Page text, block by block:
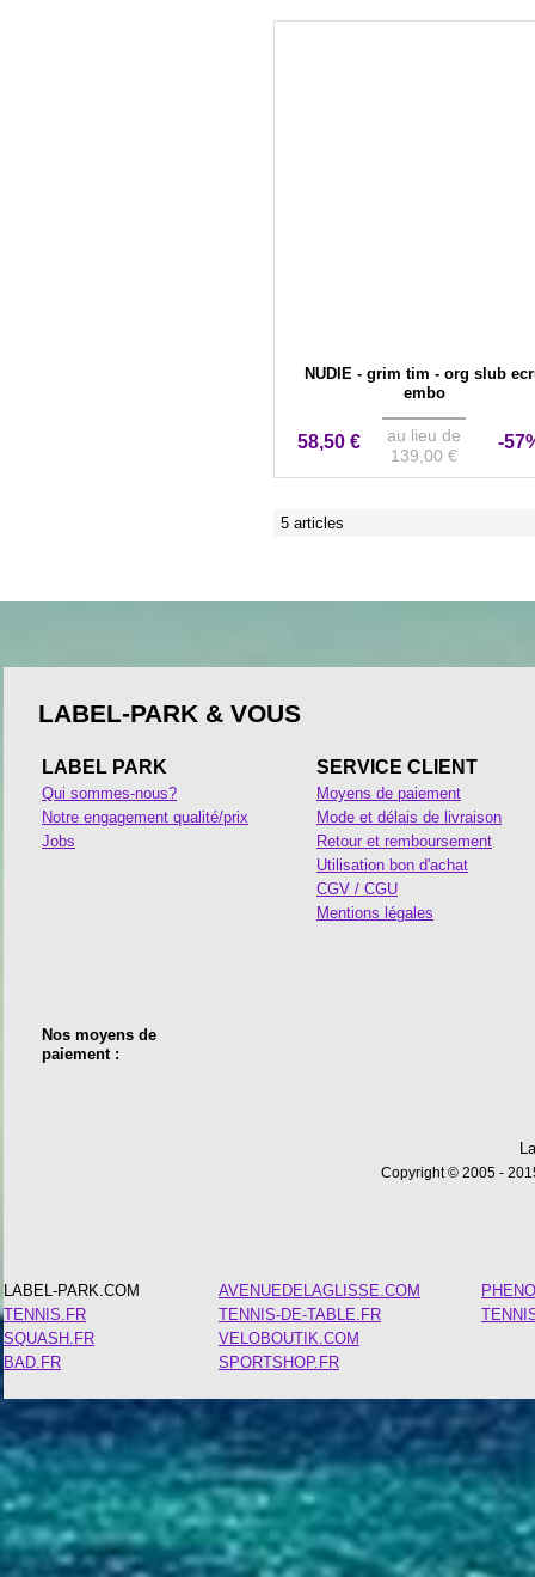
NUDIE - grim tim - org slub
embo
58,50 €
au lieu de
139,00 €
-
5 articles
LABEL-PARK & VOUS
LABEL PARK
Qui sommes-nous?
Notre engagement qualité/prix
Jobs
SERVICE CLIENT
Moyens de paiement
Mode et délais de livraison
Retour et remboursement
Utilisation bon d'achat
CGV / CGU
Mentions légales
Nos moyens de
paiement :
Copyright © 2005 -
LABEL-PARK.COM
TENNIS.FR
SQUASH.FR
BAD.FR
AVENUEDELAGLISSE.COM
TENNIS-DE-TABLE.FR
VELOBOUTIK.COM
SPORTSHOP.FR